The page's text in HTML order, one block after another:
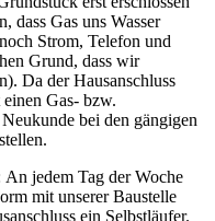
dass Gas uns Wasser
Strom, Telefon und
Grund, dass wir
Da der Hausanschluss
Gas- bzw.
bei den gängigen
An jedem Tag der Woche
mit unserer Baustelle
ein Selbstläufer.